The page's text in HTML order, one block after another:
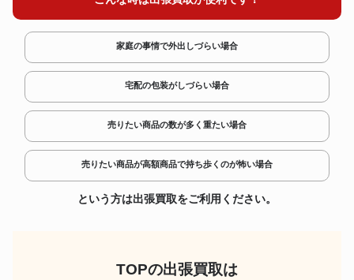
楽器
Powell コンセルヴァトリーシル
楽器 真壁型 沖縄三線
楽器
Mosrite The Ventures Bass
1965 エレキベース
FINKEL Sartory バイオリン 弓
Fender Custom Shop 1951
Nocaster NOS
Bad Cat Black Cat 15R 1×1 ア
家庭の事情で外出しづらい場合
宅配の包装がしづらい場合
売りたい商品の数が多く重たい場合
売りたい商品が高額商品で持ち歩くのが怖い場合
という方は出張買取をご利用ください。
TOPの出張買取は